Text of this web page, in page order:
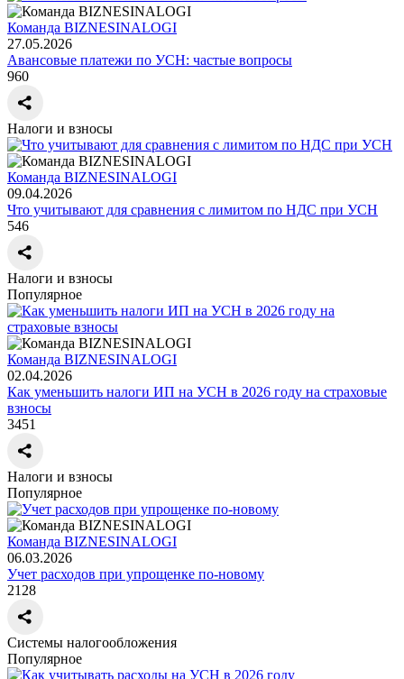
Команда BIZNESINALOGI
27.05.2026
Авансовые платежи по УСН: частые вопросы
960
Налоги и взносы
Команда BIZNESINALOGI
09.04.2026
Что учитывают для сравнения с лимитом по НДС при УСН
546
Налоги и взносы
Популярное
Команда BIZNESINALOGI
02.04.2026
Как уменьшить налоги ИП на УСН в 2026 году на страховые
взносы
3451
Налоги и взносы
Популярное
Команда BIZNESINALOGI
06.03.2026
Учет расходов при упрощенке по-новому
2128
Системы налогообложения
Популярное